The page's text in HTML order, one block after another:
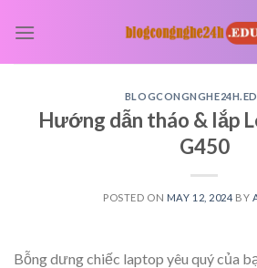
Hướng dẫn tháo & lắp
G450
POSTED ON MAY 12, 2024 BY
Bỗng dưng chiếc laptop yêu quý của